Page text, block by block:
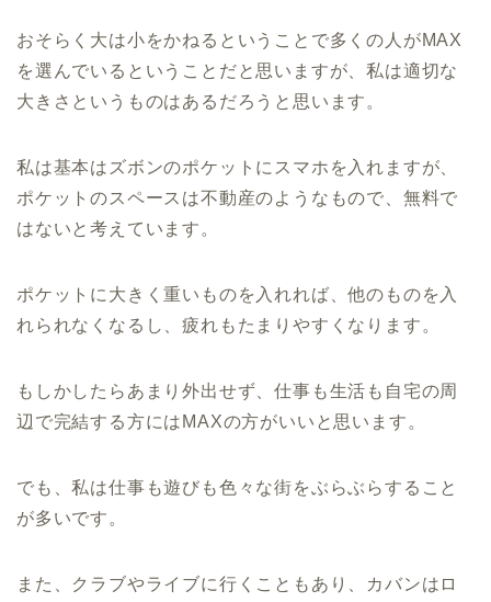
おそらく大は小をかねるということで多くの人がMAX
を選んでいるということだと思いますが、私は適切な
大きさというものはあるだろうと思います。
私は基本はズボンのポケットにスマホを入れますが、
ポケットのスペースは不動産のようなもので、無料で
はないと考えています。
ポケットに大きく重いものを入れれば、他のものを入
れられなくなるし、疲れもたまりやすくなります。
もしかしたらあまり外出せず、仕事も生活も自宅の周
辺で完結する方にはMAXの方がいいと思います。
でも、私は仕事も遊びも色々な街をぶらぶらすること
が多いです。
また、クラブやライブに行くこともあり、カバンはロ